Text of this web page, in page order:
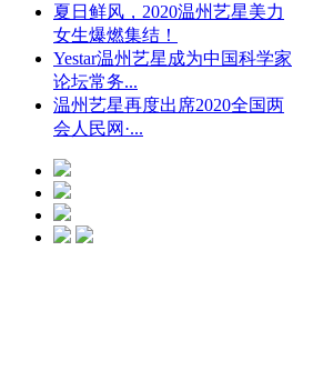
夏日鲜风，2020温州艺星美力
女生爆燃集结！
Yestar温州艺星成为中国科学家
论坛常务...
温州艺星再度出席2020全国两
会人民网·...